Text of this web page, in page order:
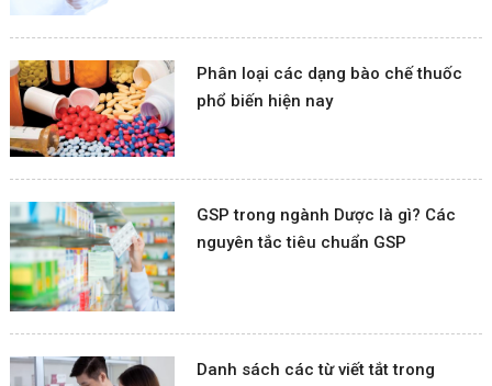
Phân loại các dạng bào chế thuốc
phổ biến hiện nay
GSP trong ngành Dược là gì? Các
nguyên tắc tiêu chuẩn GSP
Danh sách các từ viết tắt trong